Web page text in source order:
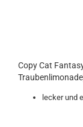
Copy Cat
lecker und